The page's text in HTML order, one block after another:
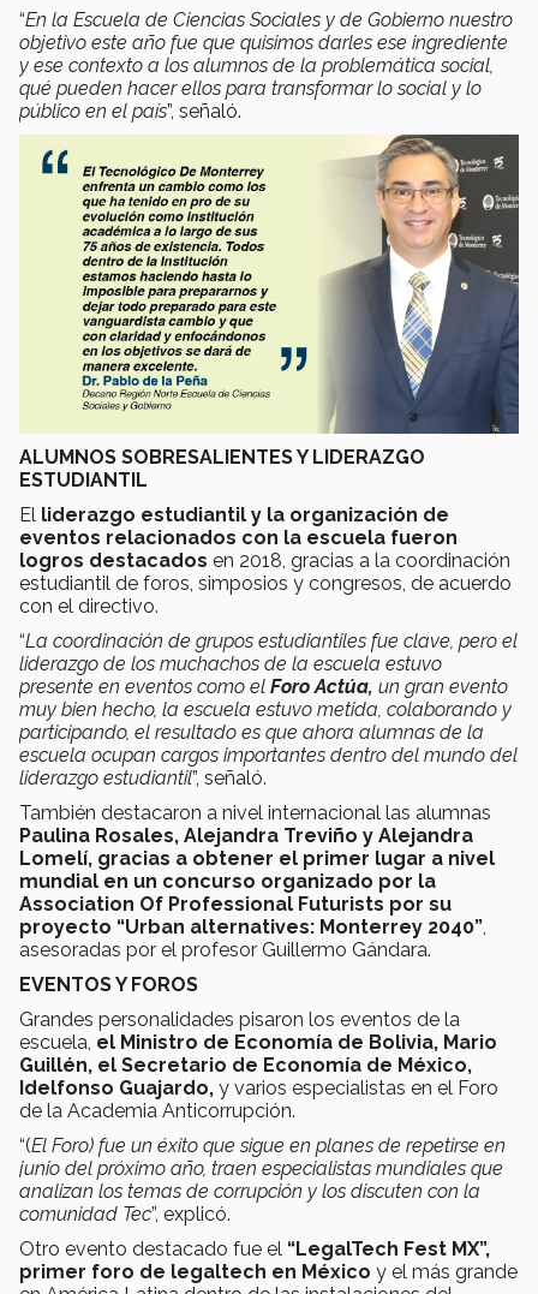
“En la Escuela de Ciencias Sociales y de Gobierno nuestro
objetivo este año fue que quisimos darles ese ingrediente
y ese contexto a los alumnos de la problemática social,
qué pueden hacer ellos para transformar lo social y lo
público en el país”, señaló.
ALUMNOS SOBRESALIENTES Y LIDERAZGO
ESTUDIANTIL
El liderazgo estudiantil y la organización de
eventos relacionados con la escuela fueron
logros destacados en 2018, gracias a la coordinación
estudiantil de foros, simposios y congresos, de acuerdo
con el directivo.
“La coordinación de grupos estudiantiles fue clave, pero el
liderazgo de los muchachos de la escuela estuvo
presente en eventos como el Foro Actúa, un gran evento
muy bien hecho, la escuela estuvo metida, colaborando y
participando, el resultado es que ahora alumnas de la
escuela ocupan cargos importantes dentro del mundo del
liderazgo estudiantil”, señaló.
También destacaron a nivel internacional las alumnas
Paulina Rosales, Alejandra Treviño y Alejandra
Lomelí, gracias a obtener el primer lugar a nivel
mundial en un concurso organizado por la
Association Of Professional Futurists por su
proyecto “Urban alternatives: Monterrey 2040”,
asesoradas por el profesor Guillermo Gándara.
EVENTOS Y FOROS
Grandes personalidades pisaron los eventos de la
escuela, el Ministro de Economía de Bolivia, Mario
Guillén, el Secretario de Economía de México,
Idelfonso Guajardo, y varios especialistas en el Foro
de la Academia Anticorrupción.
“(El Foro) fue un éxito que sigue en planes de repetirse en
junio del próximo año, traen especialistas mundiales que
analizan los temas de corrupción y los discuten con la
comunidad Tec”, explicó.
Otro evento destacado fue el “LegalTech Fest MX”,
primer foro de legaltech en México y el más grande